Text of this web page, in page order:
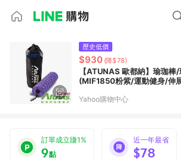
歷史低價
$930 (降$78)
【ATUNAS 歐都納】瑜珈棒
(MIF1850粉紫/運動健身/伸
Yahoo購物中心
訂單成立賺1%
9點
近一年最省
$78